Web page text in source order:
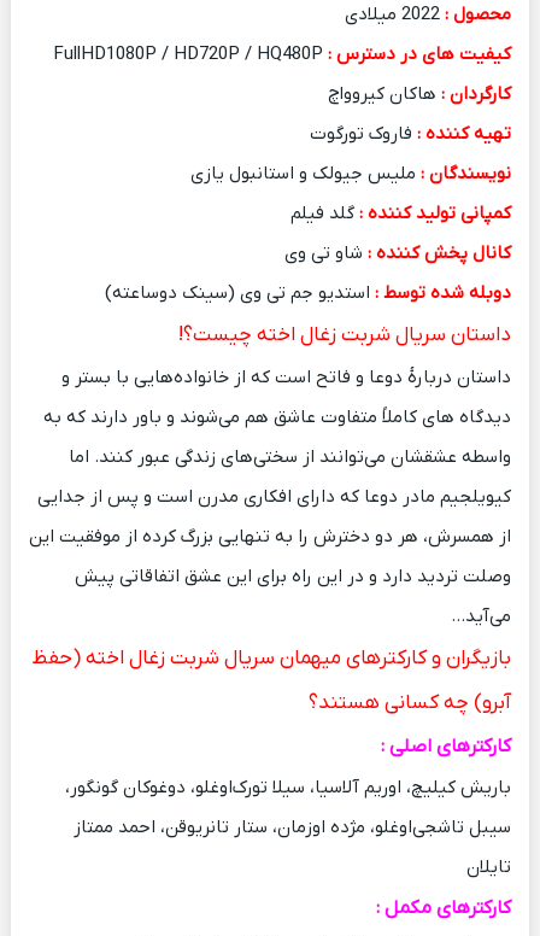
محصول :2022 میلادی
کیفیت های در دسترس :FullHD1080P / HD720P / HQ480P
کارگردان :هاکان کیروواچ
تهیه کننده :فاروک تورگوت
نویسندگان :ملیس جیولک و استانبول یازی
کمپانی تولید کننده :گلد فیلم
کانال پخش کننده :شاو تی وی
دوبله شده توسط :استدیو جم تی وی (سینک دوساعته)
داستان سریال شربت زغال اخته چیست؟!
داستان دربارهٔ دوعا و فاتح است که از خانواده‌هایی با بستر و
دیدگاه های کاملاً متفاوت عاشق هم می‌شوند و باور دارند که به
واسطه عشقشان می‌توانند از سختی‌های زندگی عبور کنند. اما
کیویلجیم مادر دوعا که دارای افکاری مدرن است و پس از جدایی
از همسرش، هر دو دخترش را به تنهایی بزرگ کرده از موفقیت این
وصلت تردید دارد و در این راه برای این عشق اتفاقاتی پیش
می‌آید…
بازیگران و کارکترهای میهمان سریال شربت زغال اخته (حفظ
آبرو) چه کسانی هستند؟
کارکترهای اصلی :
باریش کیلیچ، اوریم آلاسیا، سیلا تورک‌اوغلو، دوغوکان گونگور،
سیبل تاشجی‌اوغلو، مژده اوزمان، ستار تانریوقن، احمد ممتاز
تایلان
کارکترهای مکمل :